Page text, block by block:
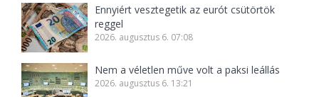
Ennyiért vesztegetik az eurót csütörtök
reggel
2026. augusztus 6. 07:08
Nem a véletlen műve volt a paksi leállás
2026. augusztus 6. 13:21